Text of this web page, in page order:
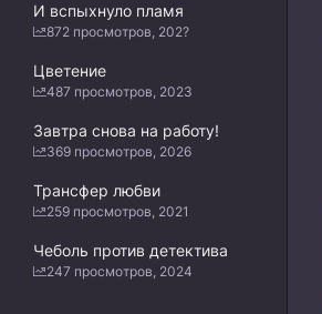
И вспыхнуло пламя
872 просмотров, 202?
Цветение
487 просмотров, 2023
Завтра снова на работу!
369 просмотров, 2026
Трансфер любви
259 просмотров, 2021
Чеболь против детектива
247 просмотров, 2024